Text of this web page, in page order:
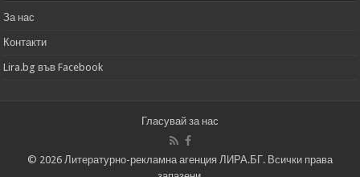
За нас
Контакти
Lira.bg във Facebook
Гласувай за нас
© 2026 Литературно-рекламна агенция ЛИРА.БГ. Всички права